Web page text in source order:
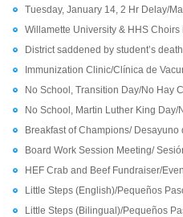
Tuesday, January 14, 2 Hr Delay/
Willamette University & HHS Choirs
District saddened by student’s death
Immunization Clinic/Clínica de
No School, Transition Day/No Hay
No School, Martin Luther King
Breakfast of Champions/
Board Work Session Meeting/
HEF Crab and Beef Fundraiser/
Little Steps (English)/Pequeños
Little Steps (Bilingual)/Pequeños